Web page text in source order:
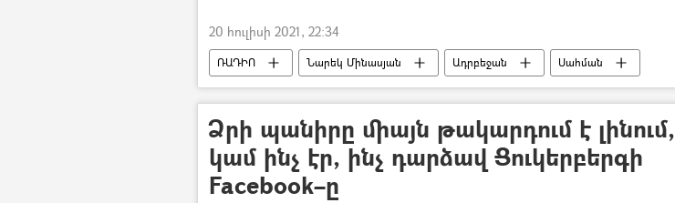
20 հուլիսի 2021, 22:34
ՌԱԴԻՈ Նարեկ Մինասյան Ադրբեջան Սահման
Ձրի պանիրը միայն թակարդում է լինում,
կամ ինչ էր, ինչ դարձավ Ցուկերբերգի
Facebook–ը